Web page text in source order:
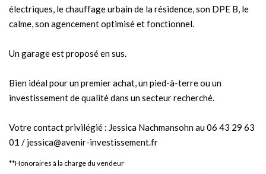
électriques, le chauffage urbain de la résidence, son DPE B, le
calme, son agencement optimisé et fonctionnel.
Un garage est proposé en sus.
Bien idéal pour un premier achat, un pied-à-terre ou un
investissement de qualité dans un secteur recherché.
Votre contact privilégié : Jessica Nachmansohn au 06 43 29 63
01 / jessica@avenir-investissement.fr
**Honoraires à la charge du vendeur